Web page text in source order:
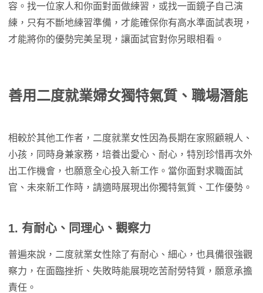
容。找一位家人和你面對面做練習，或找一面鏡子自己演
練，只有不斷地練習準備，才能確保你有高水準面試表現，
才能將你的優勢完美呈現，讓面試官對你另眼相看。
善用二度就業婦女獨特氣質、職場潛能
相較於其他工作者，二度就業女性因為長期在家照顧親人、
小孩，同時身兼家務，培養出愛心、耐心，特別珍惜再次外
出工作機會，也願意全心投入新工作。當你面對求職面試
官、未來新工作時，請適時展現出你獨特氣質、工作優勢。
1. 有耐心、同理心、觀察力
普遍來說，二度就業女性除了有耐心、細心，也具備很強觀
察力，在面臨挫折、失敗時能展現吃苦耐勞特質，願意承擔
責任。